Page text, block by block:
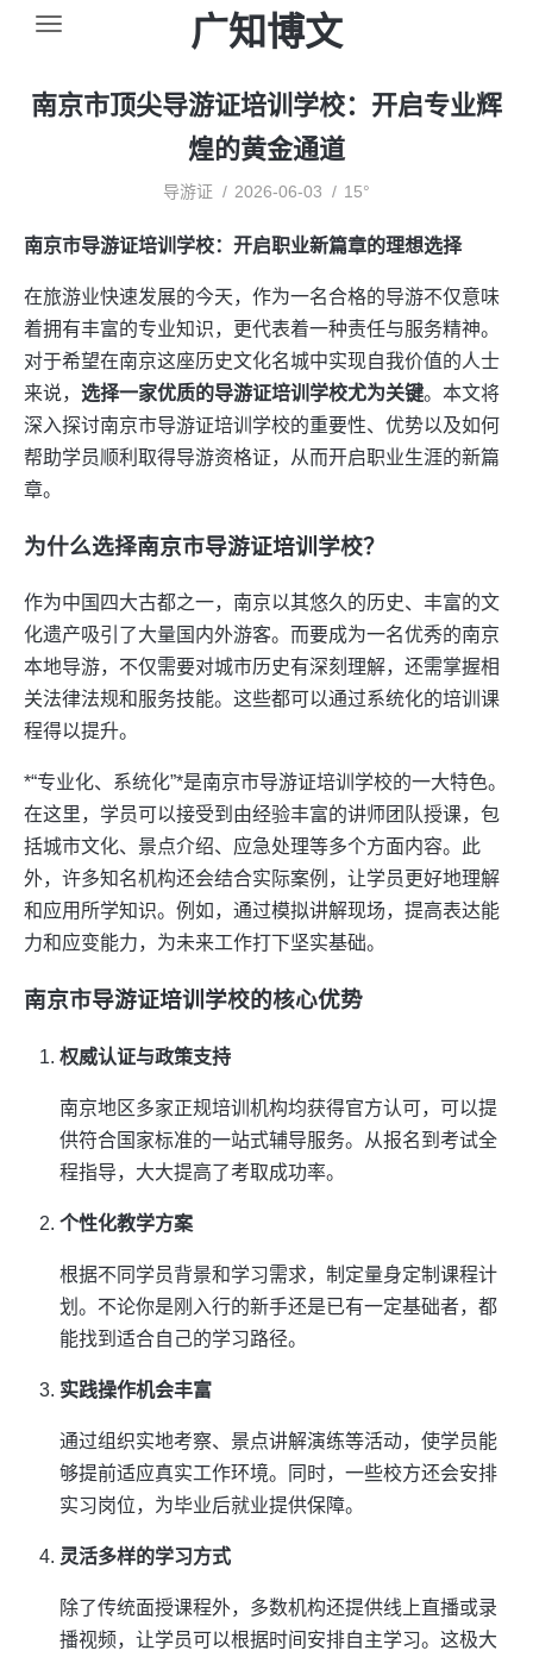
广知博文
南京市顶尖导游证培训学校：开启专业辉
煌的黄金通道
导游证 2026-06-03 15°
南京市导游证培训学校：开启职业新篇章的理想选择
在旅游业快速发展的今天，作为一名合格的导游不仅意味
着拥有丰富的专业知识，更代表着一种责任与服务精神。
对于希望在南京这座历史文化名城中实现自我价值的人士
来说， 选择一家优质的导游证培训学校尤为关键。本文将
深入探讨南京市导游证培训学校的重要性、优势以及如何
帮助学员顺利取得导游资格证，从而开启职业生涯的新篇
章。
为什么选择南京市导游证培训学校？
作为中国四大古都之一，南京以其悠久的历史、丰富的文
化遗产吸引了大量国内外游客。而要成为一名优秀的南京
本地导游，不仅需要对城市历史有深刻理解，还需掌握相
关法律法规和服务技能。这些都可以通过系统化的培训课
程得以提升。
*“专业化、系统化”*是南京市导游证培训学校的一大特色。
在这里，学员可以接受到由经验丰富的讲师团队授课，包
括城市文化、景点介绍、应急处理等多个方面内容。此
外，许多知名机构还会结合实际案例，让学员更好地理解
和应用所学知识。例如，通过模拟讲解现场，提高表达能
力和应变能力，为未来工作打下坚实基础。
南京市导游证培训学校的核心优势
权威认证与政策支持
南京地区多家正规培训机构均获得官方认可，可以提
供符合国家标准的一站式辅导服务。从报名到考试全
程指导，大大提高了考取成功率。
个性化教学方案
根据不同学员背景和学习需求，制定量身定制课程计
划。不论你是刚入行的新手还是已有一定基础者，都
能找到适合自己的学习路径。
实践操作机会丰富
通过组织实地考察、景点讲解演练等活动，使学员能
够提前适应真实工作环境。同时，一些校方还会安排
实习岗位，为毕业后就业提供保障。
灵活多样的学习方式
除了传统面授课程外，多数机构还提供线上直播或录
播视频，让学员可以根据时间安排自主学习。这极大